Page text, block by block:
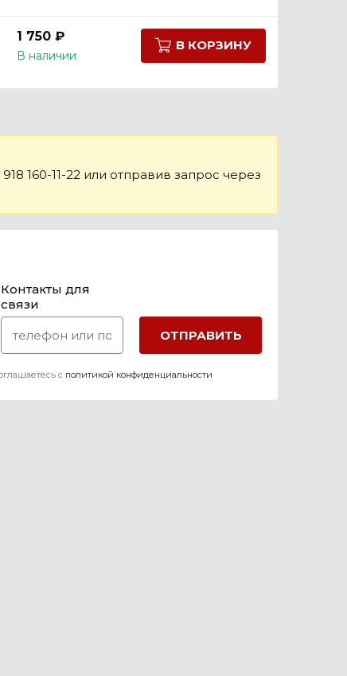
1 750 ₽
В наличии
В КОРЗИНУ
160-11-22 или отправив запрос через
Контакты для
связи
c политикой конфиденциальности